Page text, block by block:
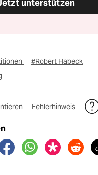
unterstützen
#Robert Habeck
Fehlerhinweis